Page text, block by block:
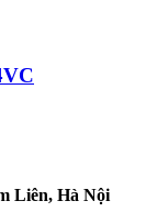
Liên, Hà Nội